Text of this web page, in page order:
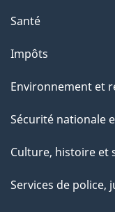
Santé
Impôts
Environnement et
Sécurité nationale
Culture, histoire et
Services de police,